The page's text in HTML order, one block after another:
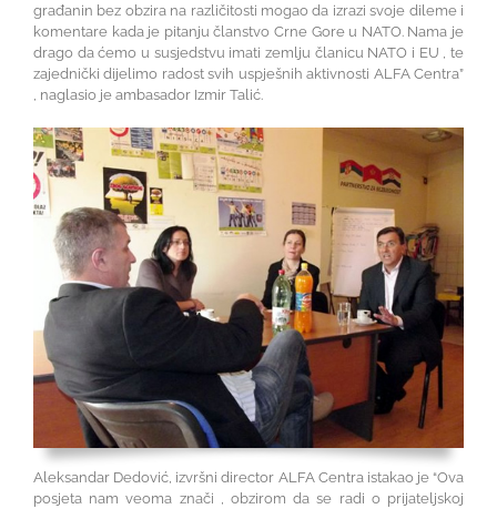
građanin bez obzira na različitosti mogao da izrazi svoje dileme i
komentare kada je pitanju članstvo Crne Gore u NATO. Nama je
drago da ćemo u susjedstvu imati zemlju članicu NATO i EU , te
zajednički dijelimo radost svih uspješnih aktivnosti ALFA Centra”
, naglasio je ambasador Izmir Talić.
Aleksandar Dedović, izvršni director ALFA Centra istakao je “Ova
posjeta nam veoma znači , obzirom da se radi o prijateljskoj